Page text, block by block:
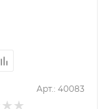
Арт.: 40083